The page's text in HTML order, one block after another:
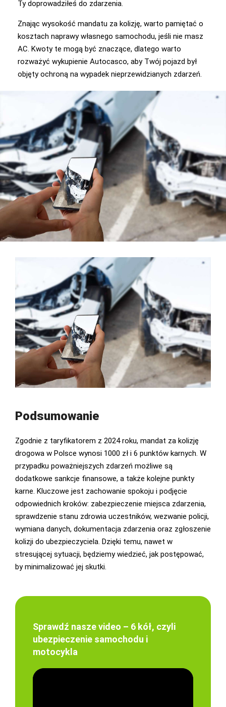
Ty doprowadziłeś do zdarzenia.
Znając wysokość mandatu za kolizję, warto pamiętać o
kosztach naprawy własnego samochodu, jeśli nie masz
AC. Kwoty te mogą być znaczące, dlatego warto
rozważyć wykupienie Autocasco, aby Twój pojazd był
objęty ochroną na wypadek nieprzewidzianych zdarzeń.
Podsumowanie
Zgodnie z taryfikatorem z 2024 roku, mandat za kolizję
drogowa w Polsce wynosi 1000 zł i 6 punktów karnych. W
przypadku poważniejszych zdarzeń możliwe są
dodatkowe sankcje finansowe, a także kolejne punkty
karne. Kluczowe jest zachowanie spokoju i podjęcie
odpowiednich kroków: zabezpieczenie miejsca zdarzenia,
sprawdzenie stanu zdrowia uczestników, wezwanie policji,
wymiana danych, dokumentacja zdarzenia oraz zgłoszenie
kolizji do ubezpieczyciela. Dzięki temu, nawet w
stresującej sytuacji, będziemy wiedzieć, jak postępować,
by minimalizować jej skutki.
Sprawdź nasze video – 6 kół, czyli
ubezpieczenie samochodu i
motocykla